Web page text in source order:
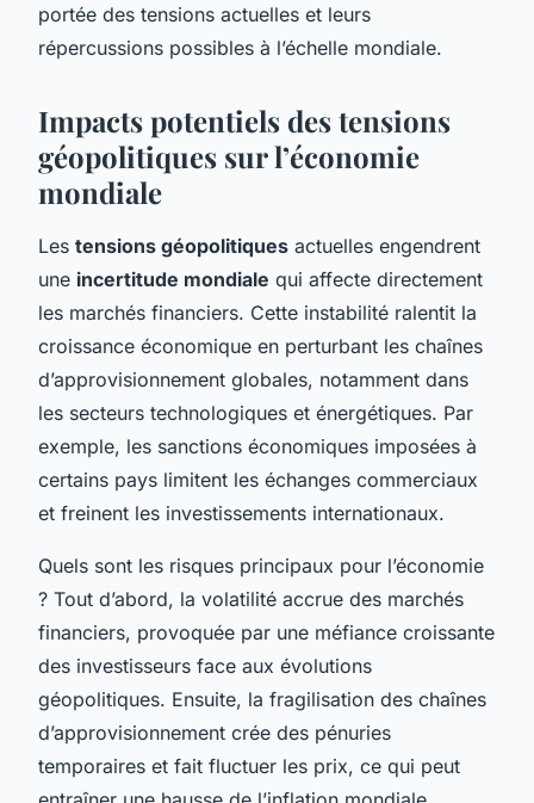
portée des tensions actuelles et leurs
répercussions possibles à l’échelle mondiale.
Impacts potentiels des tensions
géopolitiques sur l’économie
mondiale
Les tensions géopolitiques actuelles engendrent
une incertitude mondiale qui affecte directement
les marchés financiers. Cette instabilité ralentit la
croissance économique en perturbant les chaînes
d’approvisionnement globales, notamment dans
les secteurs technologiques et énergétiques. Par
exemple, les sanctions économiques imposées à
certains pays limitent les échanges commerciaux
et freinent les investissements internationaux.
Quels sont les risques principaux pour l’économie
? Tout d’abord, la volatilité accrue des marchés
financiers, provoquée par une méfiance croissante
des investisseurs face aux évolutions
géopolitiques. Ensuite, la fragilisation des chaînes
d’approvisionnement crée des pénuries
temporaires et fait fluctuer les prix, ce qui peut